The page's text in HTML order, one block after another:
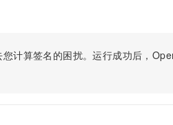
计算签名的困扰。运行成功后，